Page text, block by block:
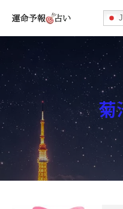
運命予報占い
運命予報占いとは
あなたの所属部屋を探そう！
最恐の相性占い
秘伝公開！吉凶カレンダー
菊